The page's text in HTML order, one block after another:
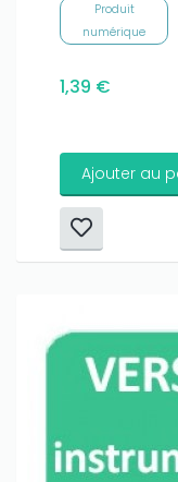
Produit
numérique
1,39 €
Ajouter au